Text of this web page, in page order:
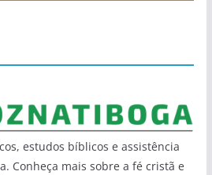
estudos bíblicos e assistência
Conheça mais sobre a fé cristã e